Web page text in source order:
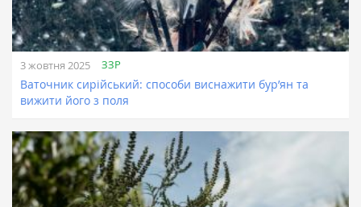
3 жовтня 2025 ЗЗР
Ваточник сирійський: способи виснажити бур’ян та
вижити його з поля